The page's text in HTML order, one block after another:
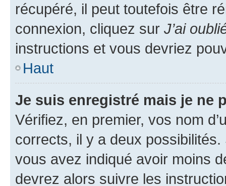
récupéré, il peut toutefois être
connexion, cliquez sur J’ai
instructions et vous devriez
Haut
Je suis enregistré mais je ne
Vérifiez, en premier, vos nom
corrects, il y a deux
vous avez indiqué avoir moins
devrez alors suivre les